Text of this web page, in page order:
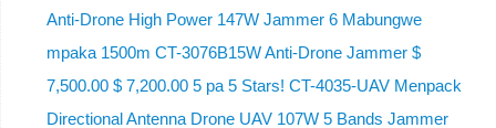
Anti-Drone High Power 147W Jammer 6 Mabungwe
mpaka 1500m CT-3076B15W Anti-Drone Jammer $
7,500.00 $ 7,200.00 5 pa 5 Stars! CT-4035-UAV Menpack
Directional Antenna Drone UAV 107W 5 Bands Jammer